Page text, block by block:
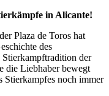
in Alicante!
Plaza de Toros hat
des
Stierkampftradition der
die Liebhaber bewegt
Stierkampfes noch immer